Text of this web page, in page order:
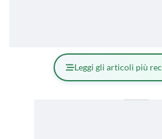
Leggi gli articoli più